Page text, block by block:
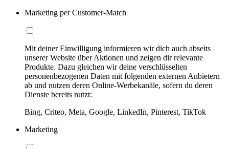
Marketing per Customer-Match
Mit deiner Einwilligung informieren wir dich auch abseits
unserer Website über Aktionen und zeigen dir relevante
Produkte. Dazu gleichen wir deine verschlüsselten
personenbezogenen Daten mit folgenden externen Anbietern
ab und nutzen deren Online-Werbekanäle, sofern du deren
Dienste bereits nutzt:
Bing, Criteo, Meta, Google, LinkedIn, Pinterest, TikTok
Marketing